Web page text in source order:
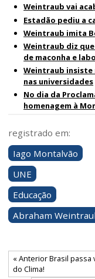
Weintraub vai
Estadão pediu a
Weintraub imita
Weintraub diz
de maconha e
Weintraub insiste
nas universidades
No dia da
homenagem à
registrado em:
Iago Montalvão
UNE
Educação
Abraham
« Anterior Brasil
do Clima!